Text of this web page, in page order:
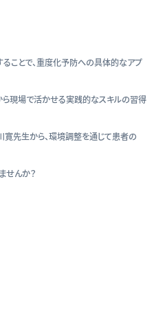
ことで、重度化予防への具体的なアプ
現場で活かせる実践的なスキルの習得
先生から、環境調整を通じて患者の
せんか？